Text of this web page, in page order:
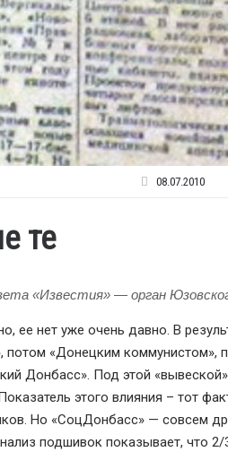
08.07.2010
те
«Известия» — орган
ее нет уже очень давно. В
«Донецким коммунистом»,
Донбасс». Под этой
этого влияния – тот
Но «СоцДонбасс» — совсем
подшивок показывает, что